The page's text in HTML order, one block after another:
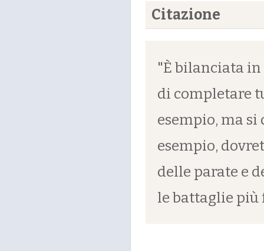
Citazione
"È bilanciata
di completare
esempio, ma
esempio,
delle parate e
le battaglie più